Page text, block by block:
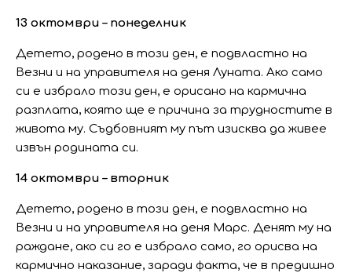
13 октомври – понеделник
Детето, родено в този ден, е подвластно на
Везни и на управителя на деня Луната. Ако само
си е избрало този ден, е орисано на кармична
разплата, която ще е причина за трудностите в
живота му. Съдбовният му път изисква да живее
извън родината си.
14 октомври – вторник
Детето, родено в този ден, е подвластно на
Везни и на управителя на деня Марс. Денят му на
раждане, ако си го е избрало само, го орисва на
кармично наказание, заради факта, че в предишно